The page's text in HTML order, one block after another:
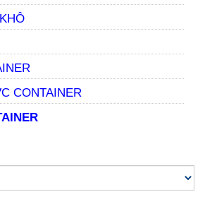
CONTAINER